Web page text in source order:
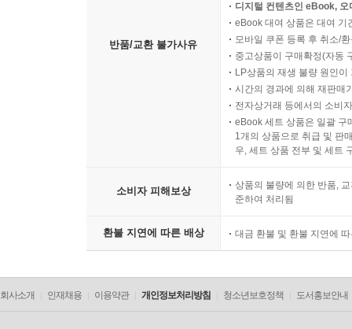
반품/교환 불가사유
디지털 컨텐츠인 eBook,
eBook 대여 상품은 대여 기
모바일 쿠폰 등록 후 취소/
중고상품이 구매확정(자동
LP상품의 재생 불량 원인
시간의 경과에 의해 재판매
전자상거래 등에서의 소비
eBook 세트 상품은 일괄 구
1개의 상품으로 취급 및 판
우, 세트 상품 전부 및 세트
소비자 피해보상
상품의 불량에 의한 반품,
준하여 처리됨
환불 지연에 따른 배상 대금 환불 및 환불 지연에
회사소개 인재채용 이용약관 개인정보처리방침 청소년보호정책 도서홍보안내